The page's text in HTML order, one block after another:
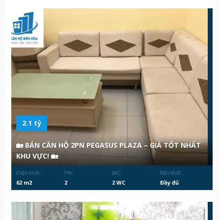
2.1 tỷ
🏡 BÁN CĂN HỘ 2PN PEGASUS PLAZA – GIÁ TỐT NHẤT
KHU VỰC! 🏡
Diện tích:
62 m2
PN:
2
WC:
2 WC
Nội thất:
Đầy đủ